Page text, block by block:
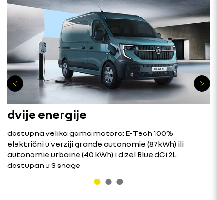
dvije energije
dostupna velika gama motora: E-Tech 100%
električni u verziji grande autonomie (87kWh) ili
autonomie urbaine (40 kWh) i dizel Blue dCi 2L
dostupan u 3 snage